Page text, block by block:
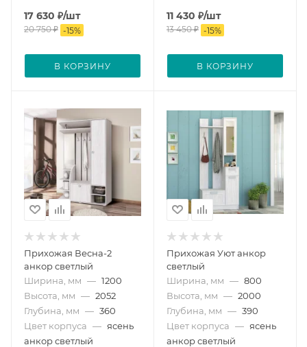
17 630 ₽/шт
20 750₽ -15%
В КОРЗИНУ
11 430 ₽/шт
13 450₽ -15%
В КОРЗИНУ
Прихожая Весна-2
анкор светлый
Ширина, мм — 1200
Высота, мм — 2052
Глубина, мм — 360
Цвет корпуса — ясень
анкор светлый
Прихожая Уют анкор
светлый
Ширина, мм — 800
Высота, мм — 2000
Глубина, мм — 390
Цвет корпуса — ясень
анкор светлый